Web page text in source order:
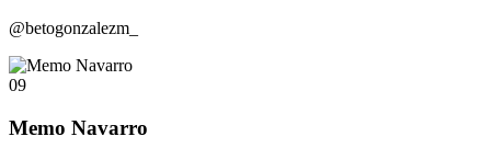
@betogonzalezm_
09
Memo Navarro